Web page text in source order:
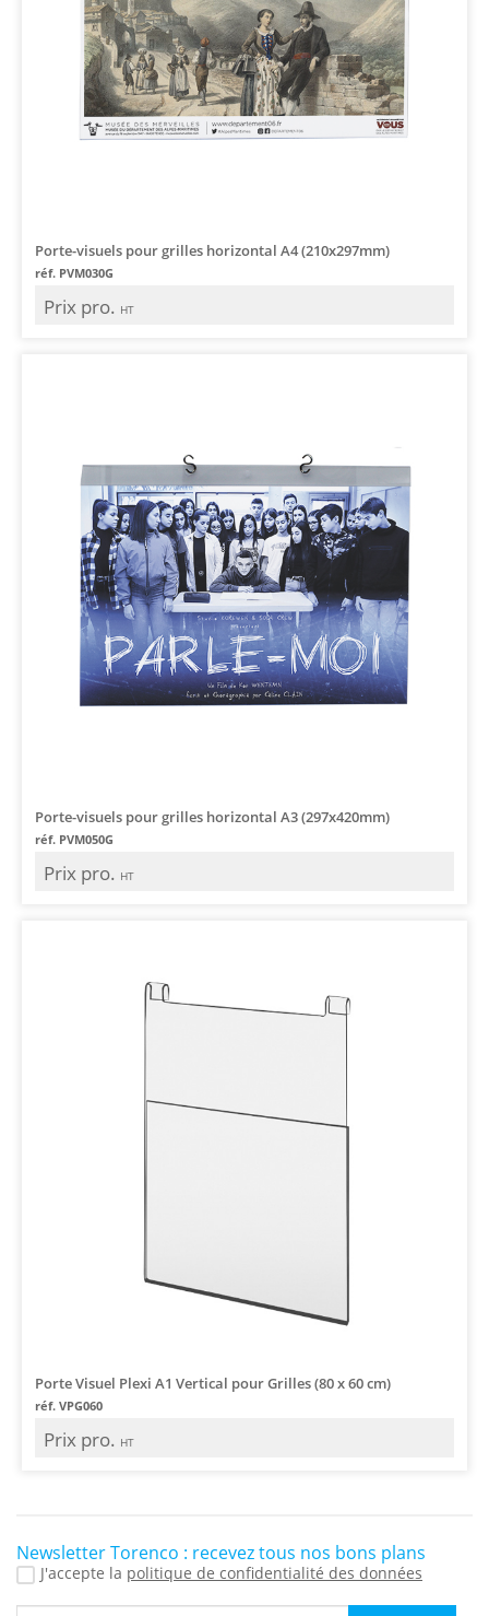
Porte-visuels pour grilles horizontal A4 (210x297mm)
réf. PVM030G
Prix pro. HT
Porte-visuels pour grilles horizontal A3 (297x420mm)
réf. PVM050G
Prix pro. HT
Porte Visuel Plexi A1 Vertical pour Grilles (80 x 60 cm)
réf. VPG060
Prix pro. HT
Newsletter Torenco : recevez tous nos bons plans
J'accepte la politique de confidentialité des données